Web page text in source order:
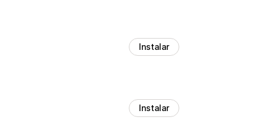
Instalar
Instalar